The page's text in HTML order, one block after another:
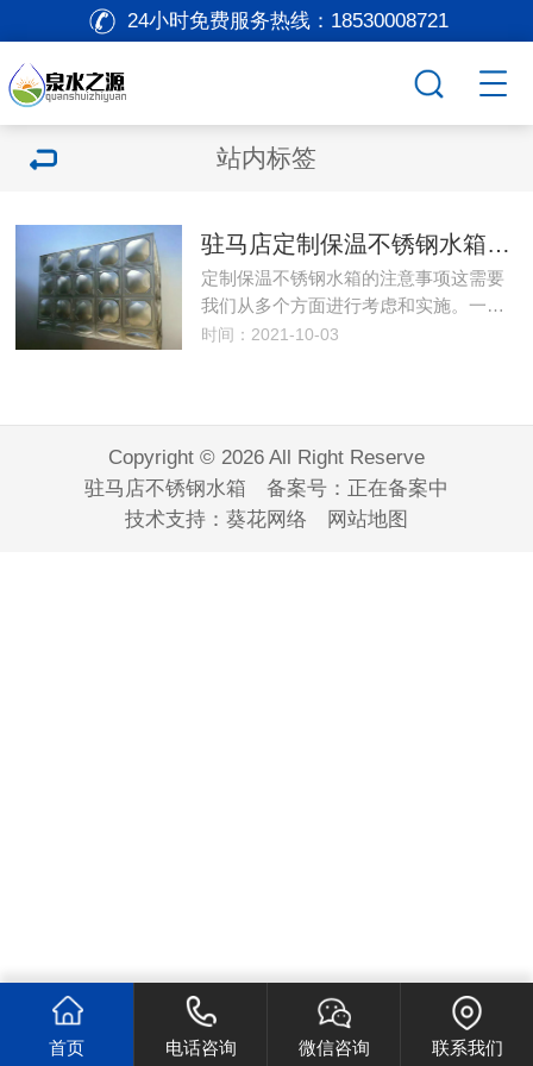
24小时免费服务热线： 18530008721
站内标签
驻马店定制保温不锈钢水箱时怎样确保水箱的保温性能？
定制保温不锈钢水箱的注意事项这需要
我们从多个方面进行考虑和实施。一…
时间：2021-10-03
Copyright © 2026 All Right Reserve
驻马店不锈钢水箱 备案号： 正在备案中
技术支持： 葵花网络 网站地图
首页 电话咨询 微信咨询 联系我们